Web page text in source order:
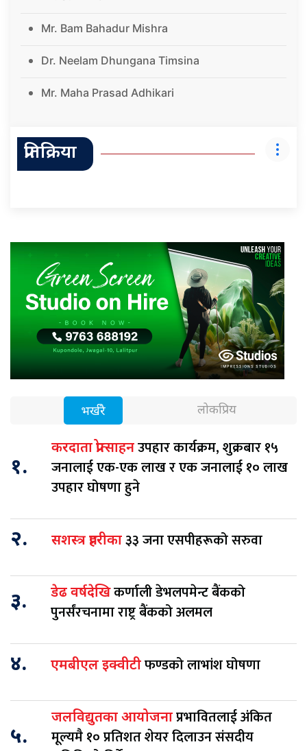
Mr. Bam Bahadur Mishra
Dr. Neelam Dhungana Timsina
Mr. Maha Prasad Adhikari
प्रतिक्रिया
भर्खरै लोकप्रिय
१.
करदाता प्रोत्साहनउपहार कार्यक्रम, शुक्रबार १५
जनालाई एक-एक लाख र एक जनालाई १० लाख
उपहार घोषणा हुने
२. सशस्त्र प्रहरीका३३ जना एसपीहरूको सरुवा
३. डेढ वर्षदेखिकर्णाली डेभलपमेन्ट बैंकको
पुनर्संरचनामा राष्ट्र बैंकको अलमल
४. एमबीएल इक्वीटीफण्डको लाभांश घोषणा
५.
जलविद्युतका आयोजनाप्रभावितलाई अंकित
मूल्यमै १० प्रतिशत शेयर दिलाउन संसदीय